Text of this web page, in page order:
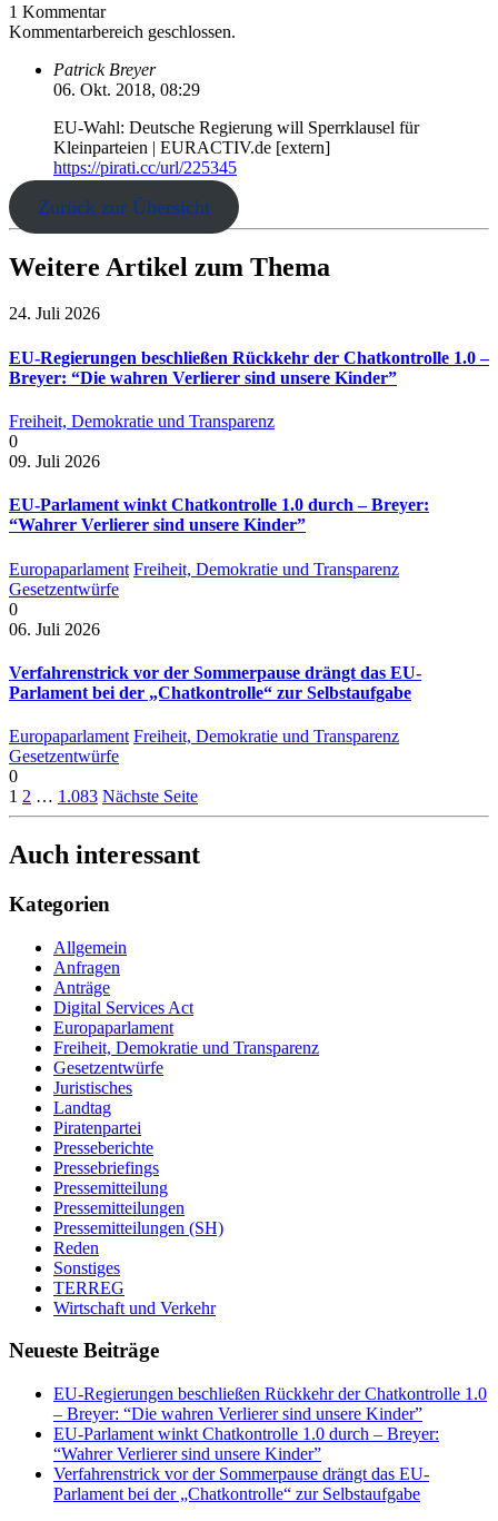
1 Kommentar
Kommentarbereich geschlossen.
Patrick Breyer
06. Okt. 2018, 08:29
EU-Wahl: Deutsche Regierung will Sperrklausel für
Kleinparteien | EURACTIV.de [extern]
https://pirati.cc/url/225345
Zurück zur Übersicht
Weitere Artikel zum Thema
24. Juli 2026
EU-Regierungen beschließen Rückkehr der Chatkontrolle 1.0 –
Breyer: “Die wahren Verlierer sind unsere Kinder”
Freiheit, Demokratie und Transparenz
0
09. Juli 2026
EU-Parlament winkt Chatkontrolle 1.0 durch – Breyer:
“Wahrer Verlierer sind unsere Kinder”
Europaparlament Freiheit, Demokratie und Transparenz
Gesetzentwürfe
0
06. Juli 2026
Verfahrenstrick vor der Sommerpause drängt das EU-
Parlament bei der „Chatkontrolle“ zur Selbstaufgabe
Europaparlament Freiheit, Demokratie und Transparenz
Gesetzentwürfe
0
1 2 … 1.083 Nächste Seite
Auch interessant
Kategorien
Allgemein
Anfragen
Anträge
Digital Services Act
Europaparlament
Freiheit, Demokratie und Transparenz
Gesetzentwürfe
Juristisches
Landtag
Piratenpartei
Presseberichte
Pressebriefings
Pressemitteilung
Pressemitteilungen
Pressemitteilungen (SH)
Reden
Sonstiges
TERREG
Wirtschaft und Verkehr
Neueste Beiträge
EU-Regierungen beschließen Rückkehr der Chatkontrolle 1.0
– Breyer: “Die wahren Verlierer sind unsere Kinder”
EU-Parlament winkt Chatkontrolle 1.0 durch – Breyer:
“Wahrer Verlierer sind unsere Kinder”
Verfahrenstrick vor der Sommerpause drängt das EU-
Parlament bei der „Chatkontrolle“ zur Selbstaufgabe